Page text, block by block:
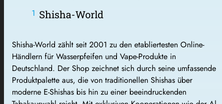
Shisha-World
Shisha-World zählt seit 2001 zu den etabliertesten Online-
Händlern für Wasserpfeifen und Vape-Produkte in
Deutschland. Der Shop zeichnet sich durch seine umfassende
Produktpalette aus, die von traditionellen Shishas über
moderne E-Shishas bis hin zu einer beeindruckenden